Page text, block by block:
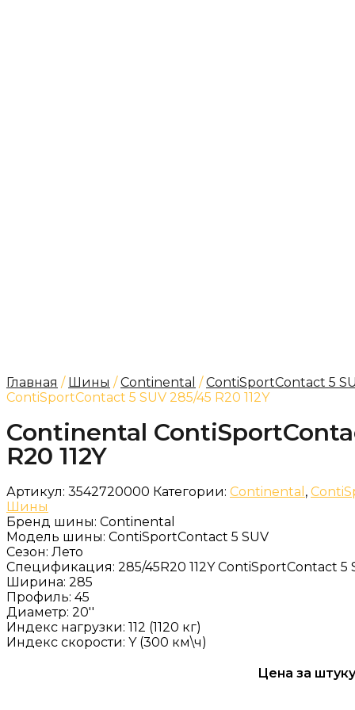
Главная / Шины /Continental /ContiSportContact 5
ContiSportContact 5 SUV 285/45 R20 112Y
Continental
R20 112Y
Артикул: 3542720000 Категории: Continental ,
Шины
Бренд шины: Continental
Модель шины: ContiSportContact 5 SUV
Сезон: Лето
Спецификация: 285/45R20 112Y ContiSportContact 5
Ширина: 285
Профиль: 45
Диаметр: 20''
Индекс нагрузки: 112 (1120 кг)
Индекс скорости: Y (300 км\ч)
Цена за